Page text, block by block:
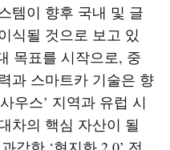
템이 향후 국내 및 글
식될 것으로 보고 있
목표를 시작으로, 중
과 스마트카 기술은 향
우스’ 지역과 유럽 시
차의 핵심 자산이 될